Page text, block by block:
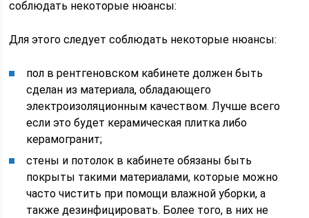
соблюдать некоторые нюансы:
Для этого следует соблюдать некоторые нюансы:
пол в рентгеновском кабинете должен быть
сделан из материала, обладающего
электроизоляционным качеством. Лучше всего
если это будет керамическая плитка либо
керамогранит;
стены и потолок в кабинете обязаны быть
покрыты такими материалами, которые можно
часто чистить при помощи влажной уборки, а
также дезинфицировать. Более того, в них не